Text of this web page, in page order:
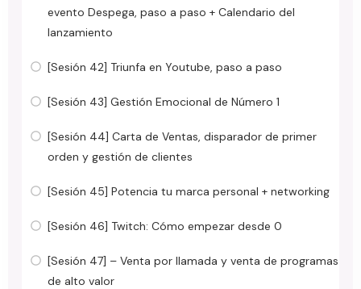
evento Despega, paso a paso + Calendario del
lanzamiento
[Sesión 42] Triunfa en Youtube, paso a paso
[Sesión 43] Gestión Emocional de Número 1
[Sesión 44] Carta de Ventas, disparador de primer
orden y gestión de clientes
[Sesión 45] Potencia tu marca personal + networking
[Sesión 46] Twitch: Cómo empezar desde 0
[Sesión 47] – Venta por llamada y venta de programas
de alto valor